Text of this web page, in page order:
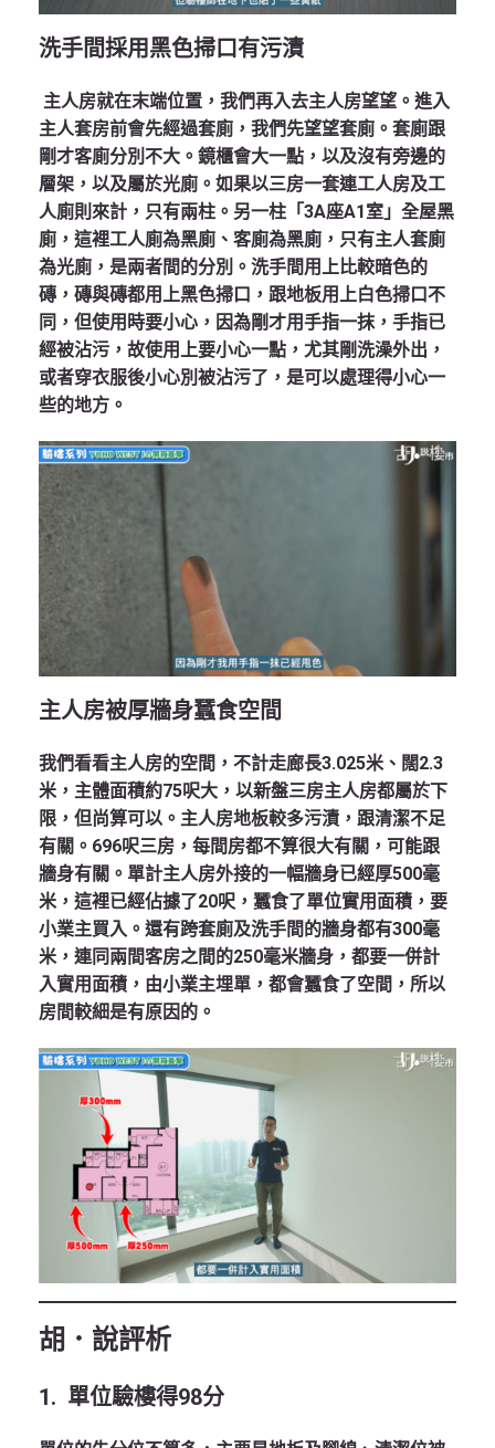
洗手間採用黑色掃口有污漬
主人房就在末端位置，我們再入去主人房望望。進入
主人套房前會先經過套廁，我們先望望套廁。套廁跟
剛才客廁分別不大。鏡櫃會大一點，以及沒有旁邊的
層架，以及屬於光廁。如果以三房一套連工人房及工
人廁則來計，只有兩柱。另一柱「3A座A1室」全屋黑
廁，這裡工人廁為黑廁、客廁為黑廁，只有主人套廁
為光廁，是兩者間的分別。洗手間用上比較暗色的
磚，磚與磚都用上黑色掃口，跟地板用上白色掃口不
同，但使用時要小心，因為剛才用手指一抹，手指已
經被沾污，故使用上要小心一點，尤其剛洗澡外出，
或者穿衣服後小心別被沾污了，是可以處理得小心一
些的地方。
主人房被厚牆身蠶食空間
我們看看主人房的空間，不計走廊長3.025米、闊2.3
米，主體面積約75呎大，以新盤三房主人房都屬於下
限，但尚算可以。主人房地板較多污漬，跟清潔不足
有關。696呎三房，每間房都不算很大有關，可能跟
牆身有關。單計主人房外接的一幅牆身已經厚500毫
米，這裡已經佔據了20呎，蠶食了單位實用面積，要
小業主買入。還有跨套廁及洗手間的牆身都有300毫
米，連同兩間客房之間的250毫米牆身，都要一併計
入實用面積，由小業主埋單，都會蠶食了空間，所以
房間較細是有原因的。
胡．說評析
1. 單位驗樓得98分